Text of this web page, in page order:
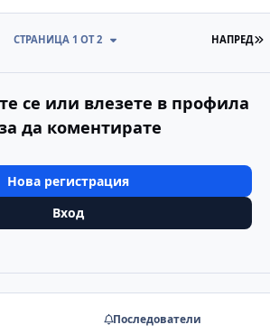
НАПРЕД
СТРАНИЦА 1 ОТ 2
се или влезете в профила
да коментирате
Нова регистрация
Вход
Последователи